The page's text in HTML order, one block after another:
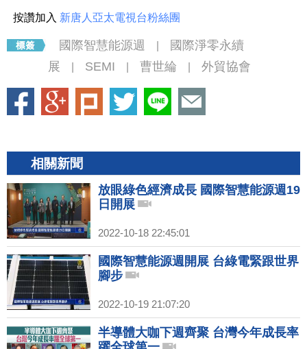
按讚加入 新唐人亞太電視台粉絲團
國際智慧能源週
國際淨零永續
展
SEMI 曹世綸 外貿協會
相關新聞
放眼綠色經濟成長 國際智慧能源週19
日開展
2022-10-18 22:45:01
國際智慧能源週開展 台綠電緊跟世界
腳步
2022-10-19 21:07:20
半導體大咖下週齊聚 台灣今年成長率